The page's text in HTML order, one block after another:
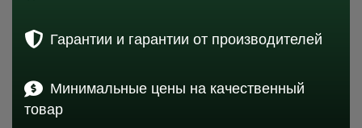
Гарантии и гарантии от производителей
Минимальные цены на качественный
товар